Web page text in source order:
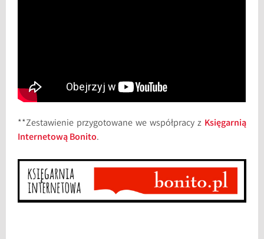
**Zestawienie przygotowane we współpracy z Księgarnią
Internetową Bonito.